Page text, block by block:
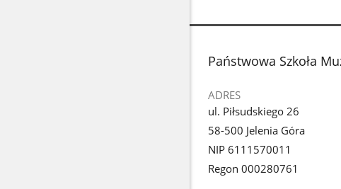
stopka
Państwowa Szkoła
ADRES
ul. Piłsudskiego 26
58-500 Jelenia Góra
NIP 6111570011
Regon 000280761